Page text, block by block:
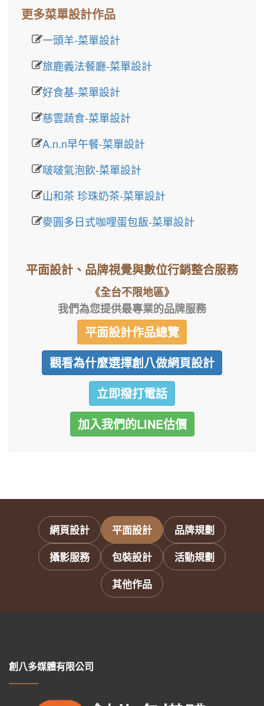
更多菜單設計作品
一頭羊-菜單設計
旅鹿義法餐廳-菜單設計
好食基-菜單設計
慈雲蔬食-菜單設計
A.n.n早午餐-菜單設計
啵啵氣泡飲-菜單設計
山和茶 珍珠奶茶-菜單設計
麥圓多日式咖哩蛋包飯-菜單設計
平面設計、品牌視覺與數位行銷整合服務
《全台不限地區》
我們為您提供最專業的品牌服務
平面設計作品總覽
觀看為什麼選擇創八做網頁設計
立即撥打電話
加入我們的LINE估價
網頁設計 平面設計
品牌規劃
攝影服務
包裝設計
活動規劃
其他作品
創八多媒體有限公司